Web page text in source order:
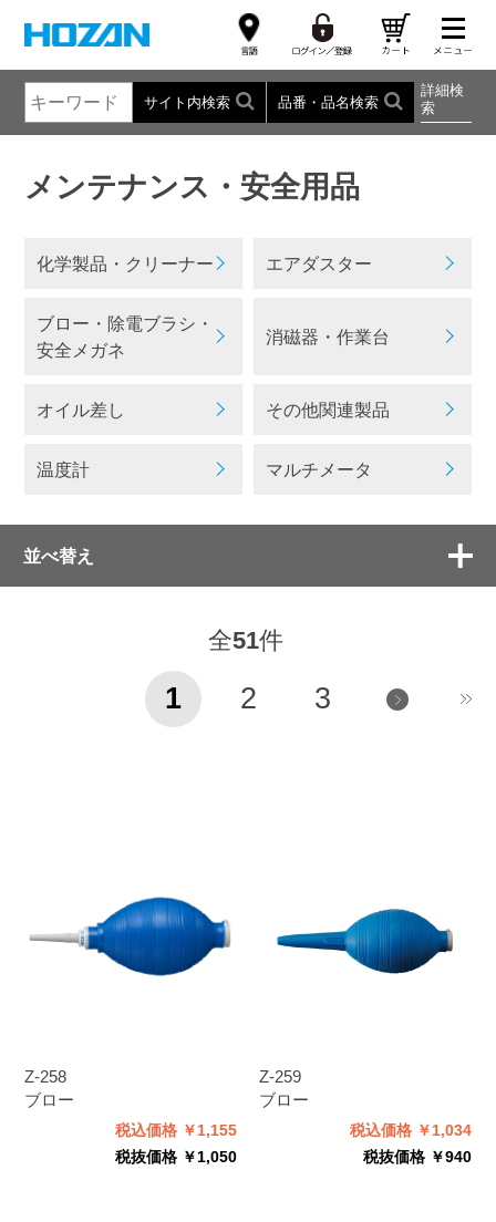
サイト内検索 品番・品名検索
詳細検
索
メンテナンス・安全用品
化学製品・クリーナー エアダスター
ブロー・除電ブラシ・
安全メガネ
消磁器・作業台
オイル差し その他関連製品
温度計 マルチメータ
並べ替え
全51件
1 2 3
Z-258
ブロー
税込価格 ￥1,155
税抜価格 ￥1,050
Z-259
ブロー
税込価格 ￥1,034
税抜価格 ￥940